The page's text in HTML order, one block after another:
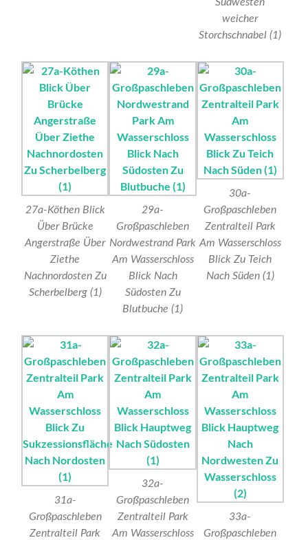
Südwesten
weicher
Storchschnabel (1)
27a-Köthen Blick
Über Brücke
Angerstraße Über
Ziethe
Nachnordosten Zu
Scherbelberg (1)
29a-
Großpaschleben
Nordwestrand Park
Am Wasserschloss
Blick Nach
Südosten Zu
Blutbuche (1)
30a-
Großpaschleben
Zentralteil Park
Am Wasserschloss
Blick Zu Teich
Nach Süden (1)
31a-
Großpaschleben
Zentralteil Park
32a-
Großpaschleben
Zentralteil Park
Am Wasserschloss
33a-
Großpaschleben